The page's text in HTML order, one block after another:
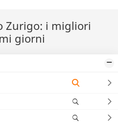
Zurigo: i migliori
giorni